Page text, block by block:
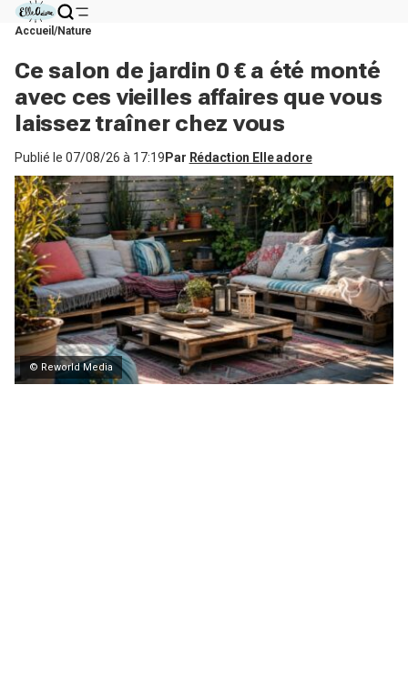
Accueil Nature
Ce salon de jardin 0 € a été monté
avec ces vieilles affaires que vous
laissez traîner chez vous
Publié le 07/08/26 à 17:19 Par Rédaction Elle adore
© Reworld Media